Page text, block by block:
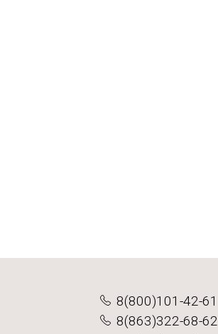
8(800)101-42-61
8(863)322-68-62